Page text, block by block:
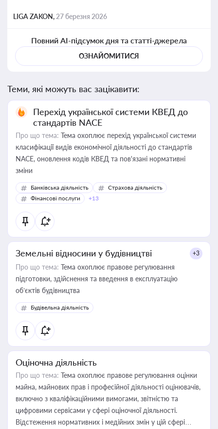
LIGA ZAKON, 27 березня 2026
Повний AI-підсумок дня та статті-джерела
ОЗНАЙОМИТИСЯ
Теми, які можуть вас зацікавити:
Перехід української системи КВЕД до
стандартів NACE
Про що тема: Тема охоплює перехід української системи
класифікації видів економічної діяльності до стандартів
NACE, оновлення кодів КВЕД та пов'язані нормативні
зміни
Банківська діяльність
Страхова діяльність
Фінансові послуги
+13
Земельні відносини у будівництві +3
Про що тема: Тема охоплює правове регулювання
підготовки, здійснення та введення в експлуатацію
об’єктів будівництва
Будівельна діяльність
Оціночна діяльність
Про що тема: Тема охоплює правове регулювання оцінки
майна, майнових прав і професійної діяльності оцінювачів,
включно з кваліфікаційними вимогами, звітністю та
цифровими сервісами у сфері оціночної діяльності.
Відстеження нормативних і медійних змін у цій сфері